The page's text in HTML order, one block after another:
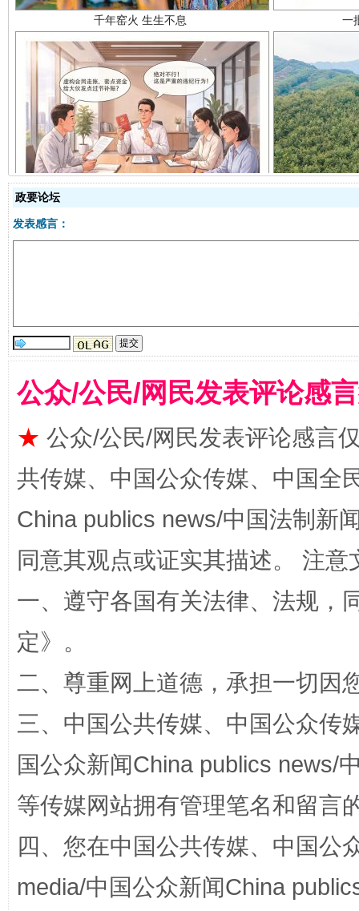
揭开“小金库”的免责幌子
受贿1.44亿！段成刚被判无期
全民健身五年计划来了！等你上场
阿坝州三大球赛在茂县开幕 规模
政要论坛
发表感言：
公众/公民/网民发表评论感
★ 公众/公民/网民发表评论感言
共传媒、中国公众传媒、中国全
China publics news/中国法制新
同意其观点或证实其描述。 注
一、遵守各国有关法律、法规，
定》。
二、尊重网上道德，承担一切因
三、中国公共传媒、中国公众传
国公众新闻China publics news/
等传媒网站拥有管理笔名和留言
四、您在中国公共传媒、中国公
media/中国公众新闻China